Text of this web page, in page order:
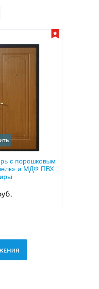
Быстрый просмотр